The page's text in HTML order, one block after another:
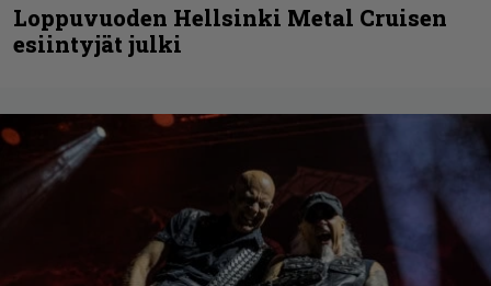
Loppuvuoden Hellsinki Metal Cruisen
esiintyjät julki